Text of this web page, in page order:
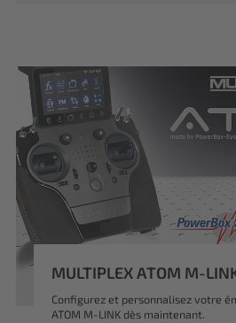
MULTIPLEX ATOM M-
Configurez et personnalisez votre
ATOM M-LINK dès maintenant.